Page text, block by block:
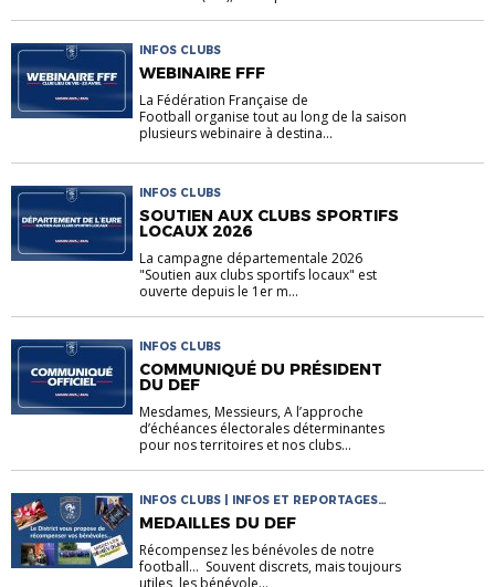
INFOS CLUBS
WEBINAIRE FFF
La Fédération Française de
Football organise tout au long de la saison
plusieurs webinaire à destina...
INFOS CLUBS
SOUTIEN AUX CLUBS SPORTIFS
LOCAUX 2026
La campagne départementale 2026
"Soutien aux clubs sportifs locaux" est
ouverte depuis le 1er m...
INFOS CLUBS
COMMUNIQUÉ DU PRÉSIDENT
DU DEF
Mesdames, Messieurs, A l’approche
d’échéances électorales déterminantes
pour nos territoires et nos clubs...
INFOS CLUBS | INFOS ET REPORTAGES
DISTRICT
MEDAILLES DU DEF
Récompensez les bénévoles de notre
football... Souvent discrets, mais toujours
utiles, les bénévole...